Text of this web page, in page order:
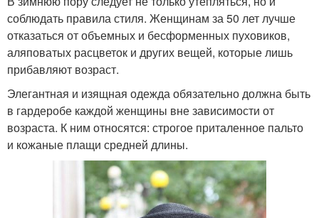
Спорт-шик для
современных женщин
Образа для женщин
Стиль для женщин Гардероб для женщины
Шик для женщин Итальянская мода
соблюдать правила стиля. Женщинам за 50 лет лучше
отказаться от объемных и бесформенных пуховиков,
аляповатых расцветок и других вещей, которые лишь
прибавляют возраст.
Элегантная и изящная одежда обязательно должна быть
в гардеробе каждой женщины вне зависимости от
возраста. К ним относятся: строгое приталенное пальто
и кожаные плащи средней длины.